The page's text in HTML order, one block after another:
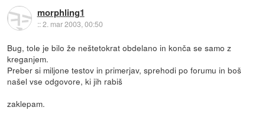
morphling1
::2. mar 2003, 00:50
Bug, tole je bilo že neštetokrat obdelano in konča se samo z
kreganjem.
Preber si miljone testov in primerjav, sprehodi po forumu in boš
našel vse odgovore, ki jih rabiš
zaklepam.